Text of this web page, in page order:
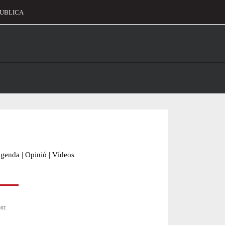
| Opinió | Vídeos